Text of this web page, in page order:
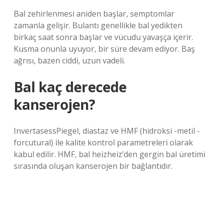
Bal zehirlenmesi aniden başlar, semptomlar
zamanla gelişir. Bulantı genellikle bal yedikten
birkaç saat sonra başlar ve vücudu yavaşça içerir.
Kusma onunla uyuyor, bir süre devam ediyor. Baş
ağrısı, bazen ciddi, uzun vadeli.
Bal kaç derecede
kanserojen?
InvertasessPiegel, diastaz ve HMF (hidroksi -metil -
forcutural) ile kalite kontrol parametreleri olarak
kabul edilir. HMF, bal heizheiz’den gergin bal üretimi
sırasında oluşan kanserojen bir bağlantıdır.